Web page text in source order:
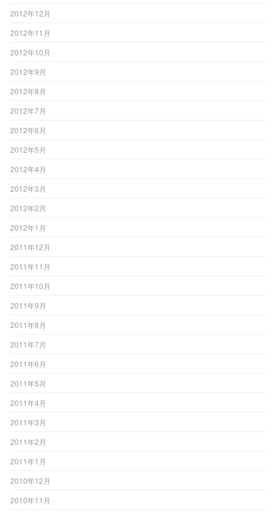
2012年12月
2012年11月
2012年10月
2012年9月
2012年8月
2012年7月
2012年6月
2012年5月
2012年4月
2012年3月
2012年2月
2012年1月
2011年12月
2011年11月
2011年10月
2011年9月
2011年8月
2011年7月
2011年6月
2011年5月
2011年4月
2011年3月
2011年2月
2011年1月
2010年12月
2010年11月